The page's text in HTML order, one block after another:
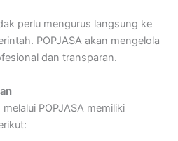
perlu mengurus langsung ke
POPJASA akan mengelola
dan transparan.
POPJASA memiliki